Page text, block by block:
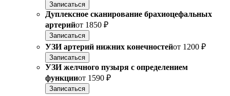
Записаться
Дуплексное сканирование брахиоцефальных
артерийот 1850 ₽
Записаться
УЗИ артерий нижних конечностейот 1200 ₽
Записаться
УЗИ желчного пузыря с определением
функцииот 1590 ₽
Записаться